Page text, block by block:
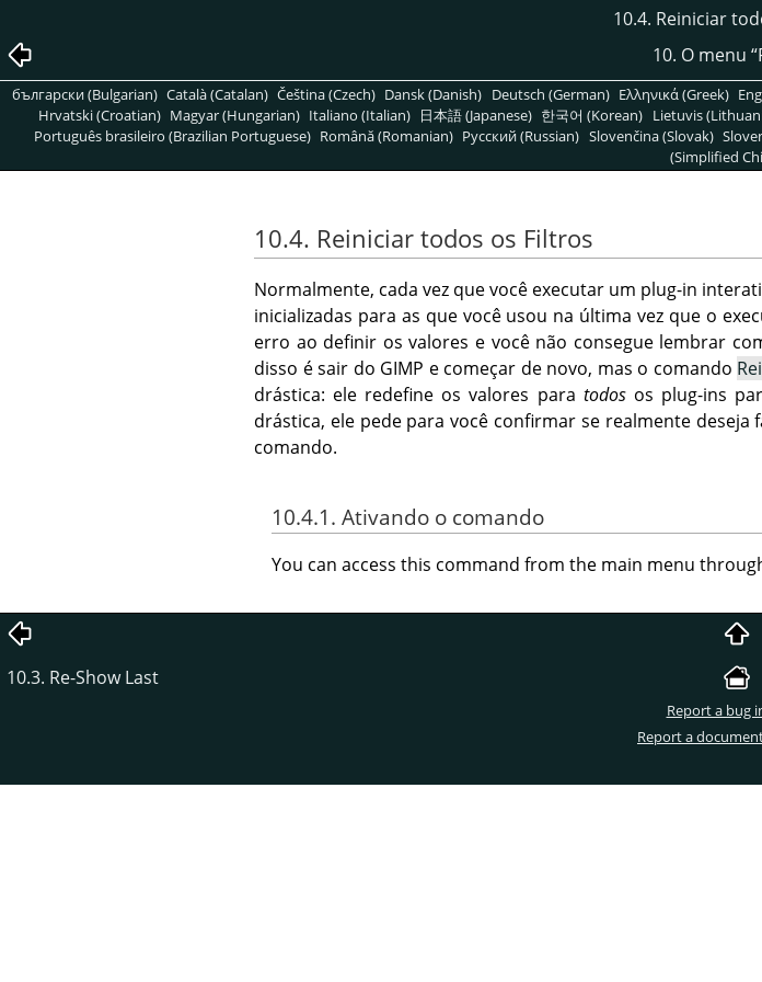
10.4. Reiniciar
10. O menu “
български (Bulgarian) Català (Catalan) Čeština (Czech) Dansk (Danish) Deutsch (German) Ελληνικά (Greek)
Hrvatski (Croatian) Magyar (Hungarian) Italiano (Italian) 日本語 (Japanese) 한국어 (Korean) Lietuvis
Português brasileiro (Brazilian Portuguese) Română (Romanian) Pусский (Russian) Slovenčina (Slovak)
(Simplified
10.4. Reiniciar todos os Filtros
Normalmente, cada vez que você executar um plug-in
inicializadas para as que você usou na última vez que o
erro ao definir os valores e você não consegue lembrar
disso é sair do GIMP e começar de novo, mas o comando
drástica: ele redefine os valores para todosos plug-ins
drástica, ele pede para você confirmar se realmente deseja
comando.
10.4.1. Ativando o comando
You can access this command from the main menu
10.3. Re-Show Last
Report a bug
Report a